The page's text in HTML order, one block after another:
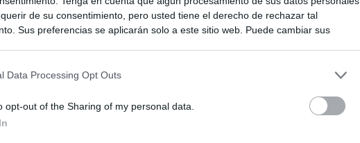
de su consentimiento, pero usted tiene el derecho de rechazar tal
Sus preferencias se aplicarán solo a este sitio web. Puede cambiar sus
Data Processing Opt Outs
opt-out of the Sharing of my personal data.